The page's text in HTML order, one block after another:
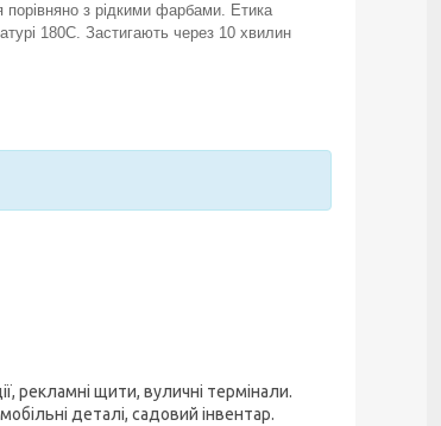
з рідкими фарбами. Етика
180С. Застигають через 10 хвилин
рекламні щити, вуличні термінали.
деталі, садовий інвентар.